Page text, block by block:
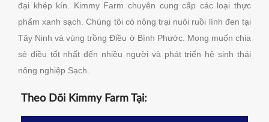
đại khép kín. Kimmy Farm chuyên cung cấp các loại thực
phẩm xanh sạch. Chúng tôi có nông trại nuôi ruồi lính đen tại
Tây Ninh và vùng trồng Điều ờ Bình Phước. Mong muốn chia
sẻ điều tốt nhất đến nhiều người và phát triển hệ sinh thái
nông nghiệp Sạch.
Theo Dõi Kimmy Farm Tại: